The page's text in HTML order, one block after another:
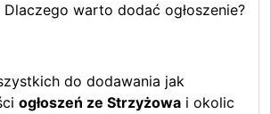
Dlaczego warto dodać ogłoszenie?
do dodawania jak
ogłoszeń ze Strzyżowa i okolic